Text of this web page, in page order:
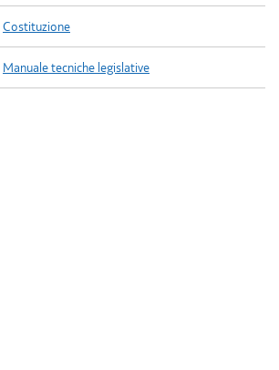
Costituzione
Manuale tecniche legislative